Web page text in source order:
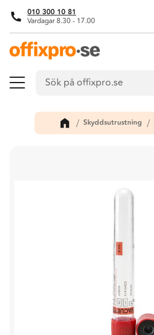
Meny
010 300 10 81
Vardagar 8.30 - 17.00
Skyddsutrustning